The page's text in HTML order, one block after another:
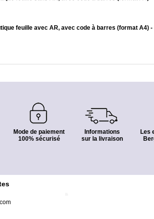
feuille avec AR, avec code à barres (format A4) -
Mode de paiement
100% sécurisé
Informations
sur la livraison
Les